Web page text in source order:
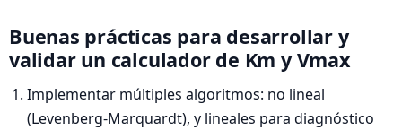
Buenas prácticas para desarrollar y
validar un calculador de Km y Vmax
Implementar múltiples algoritmos: no lineal
(Levenberg‑Marquardt), y lineales para diagnóstico